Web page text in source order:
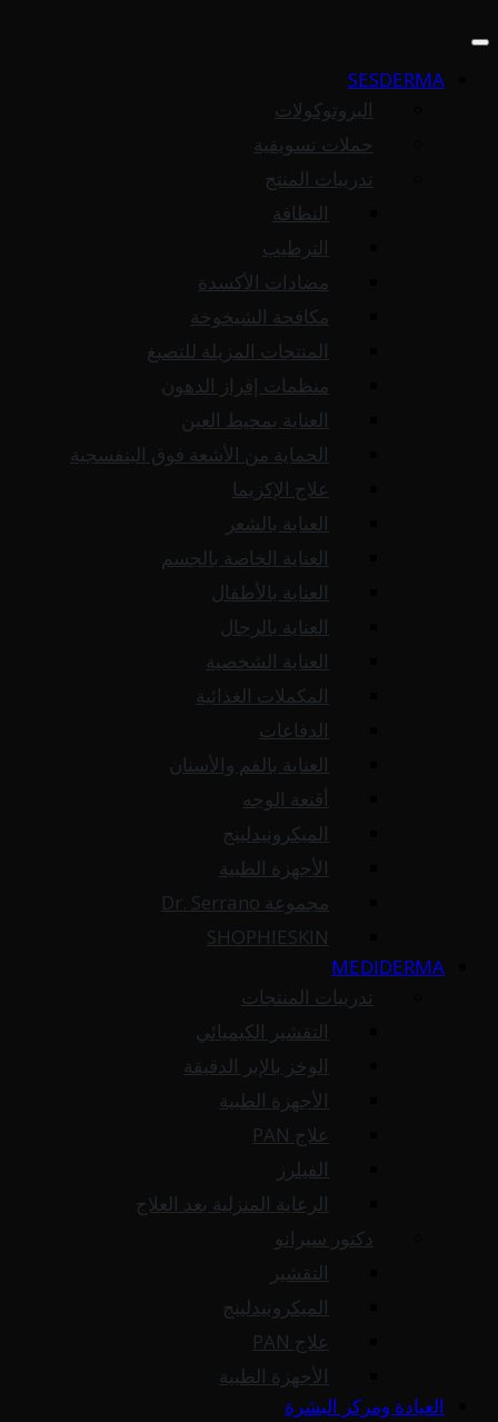
SESDERMA
البروتوكولات
حملات تسويقية
تدريبات المنتج
النظافة
الترطيب
مضادات الأكسدة
مكافحة الشيخوخة
المنتجات المزيلة للتصبغ
منظمات إفراز الدهون
العناية بمحيط العين
الحماية من الأشعة فوق البنفسجية
علاج الإكزيما
العناية بالشعر
العناية الخاصة بالجسم
العناية بالأطفال
العناية بالرجال
العناية الشخصية
المكملات الغذائية
الدفاعات
العناية بالفم والأسنان
أقنعة الوجه
الميكرونيدلينج
الأجهزة الطبية
مجموعة Dr. Serrano
SHOPHIESKIN
MEDIDERMA
تدريبات المنتجات
التقشير الكيميائي
الوخز بالإبر الدقيقة
الأجهزة الطبية
علاج PAN
الفيلرز
الرعاية المنزلية بعد العلاج
دكتور سيرانو
التقشير
الميكرونيدلينج
علاج PAN
الأجهزة الطبية
العيادة ومركز البشرة